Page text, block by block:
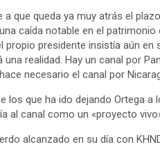
a que queda ya muy atrás el
caída notable en el
propio presidente insistía aún
una realidad. Hay un canal por
necesario el canal por
los que ha ido dejando Ortega
al canal como un «proyecto
alcanzado en su día con